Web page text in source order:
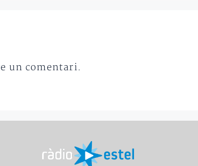
un comentari.